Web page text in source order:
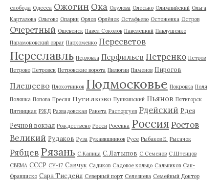
слобода Одесса Ожогин Ока Окулова Олесько Олимпийский Ольга
Карталова Ольгово Опарин Орлов Орлёнок Остафьево Остоженка Остров
Очеретный Ошевенск Павел Соколов Павелецкий Павлушенко
Парамоновский овраг Пархоменко Пересветов
Переславль Перловка Перфильев Петренко Петров
Петрово Петровск Петровские ворота Пилюгин Пименов Пирогов
Плещеево Плохотников Подмосковье Покровка Поля
Полянка Попова Пресня Путилково Пушкинский Пьянов Пятигорск
Пятницкая РЖД Развадовская Ракета Расторгуев Рдейский Рдея
Речной вокзал Рождествено Росси Россина Россия Ростов
Великий Рудаков Руза Рукавишников Русе Рыбаков Е. Рысачок
Рябцев Рязань С.Капица С.Латыпов С.Семенов С.Штенцов
СВЕМА СССР СУ-17 Савчук Садиков Садовое кольцо Сальников Сан-
Франциско Сара Тисдейл Северный порт Селезнева Семейный Доктор